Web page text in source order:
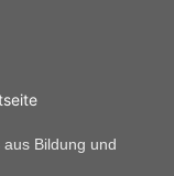
Bildung und